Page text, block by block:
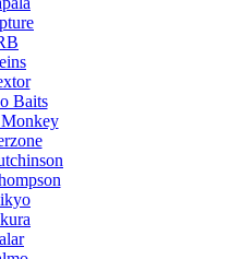
Baits